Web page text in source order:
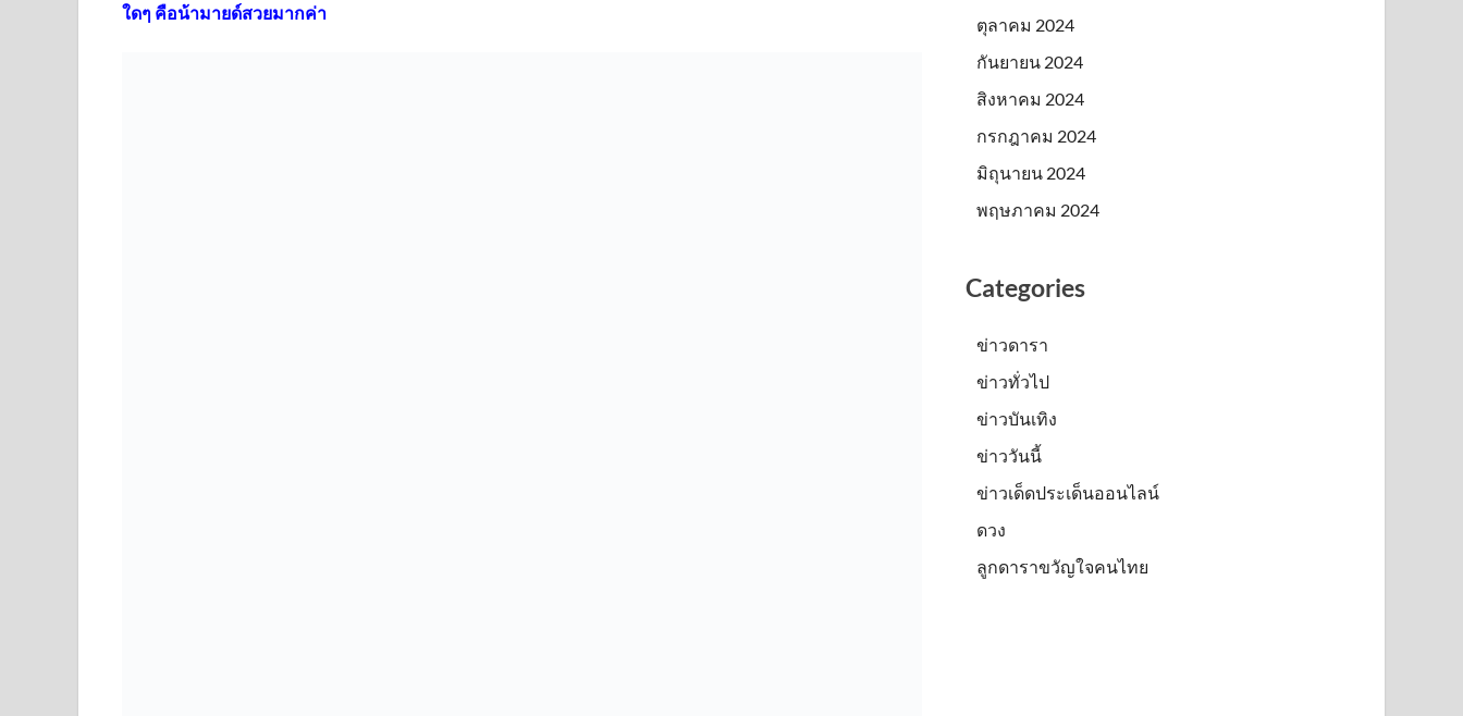
ใดๆ คือน้ามายด์สวยมากค่า
ตุลาคม 2024
กันยายน 2024
สิงหาคม 2024
กรกฎาคม 2024
มิถุนายน 2024
พฤษภาคม 2024
Categories
ข่าวดารา
ข่าวทั่วไป
ข่าวบันเทิง
ข่าววันนี้
ข่าวเด็ดประเด็นออนไลน์
ดวง
ลูกดาราขวัญใจคนไทย